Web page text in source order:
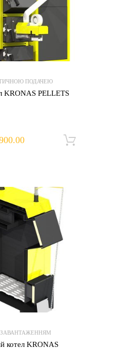
ПОДАЧЕЮ
KRONAS PELLETS
котел KRONAS